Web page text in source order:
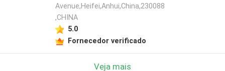
Avenue,Heifei,Anhui,China,230088
,CHINA
5.0
Fornecedor verificado
Veja mais